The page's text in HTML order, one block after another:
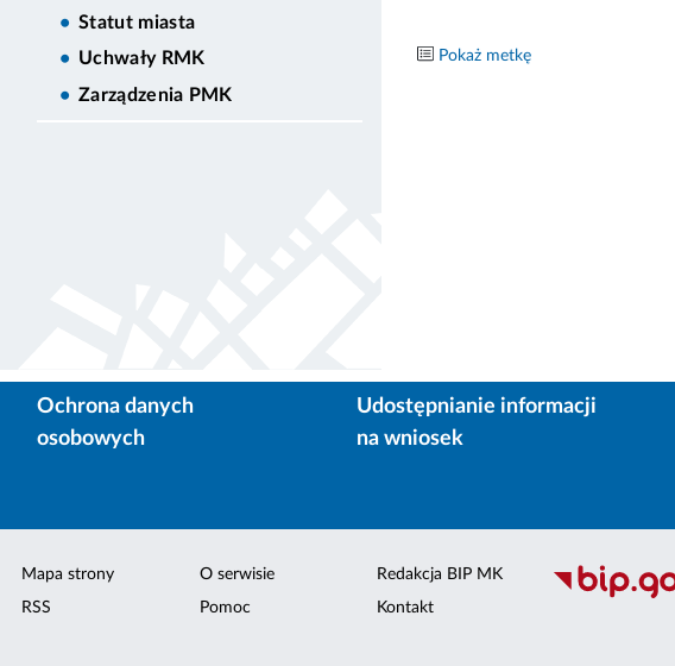
Statut miasta
Uchwały RMK
Zarządzenia PMK
Pokaż metkę
Ochrona danych
osobowych
Udostępnianie informacji
na wniosek
Mapa strony
RSS
O serwisie
Pomoc
Redakcja BIP MK
Kontakt